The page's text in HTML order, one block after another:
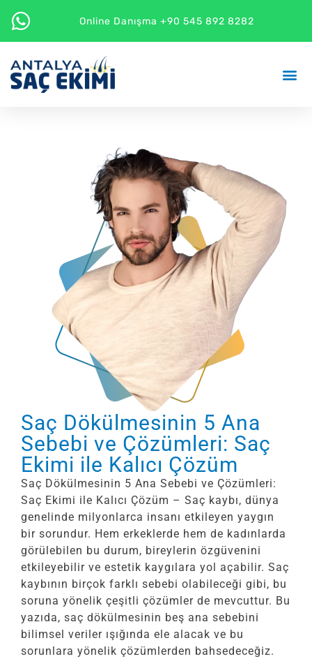
Online Danışma +90 545 892 8282
Saç Dökülmesinin 5 Ana
Sebebi ve Çözümleri: Saç
Ekimi ile Kalıcı Çözüm
Saç Dökülmesinin 5 Ana Sebebi ve Çözümleri:
Saç Ekimi ile Kalıcı Çözüm – Saç kaybı, dünya
genelinde milyonlarca insanı etkileyen yaygın
bir sorundur. Hem erkeklerde hem de kadınlarda
görülebilen bu durum, bireylerin özgüvenini
etkileyebilir ve estetik kaygılara yol açabilir. Saç
kaybının birçok farklı sebebi olabileceği gibi, bu
soruna yönelik çeşitli çözümler de mevcuttur. Bu
yazıda, saç dökülmesinin beş ana sebebini
bilimsel veriler ışığında ele alacak ve bu
sorunlara yönelik çözümlerden bahsedeceğiz.